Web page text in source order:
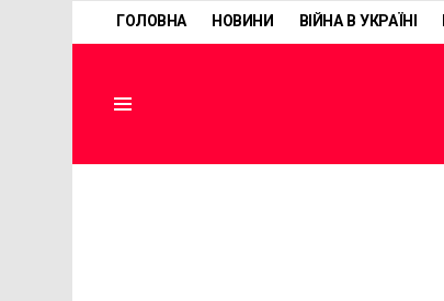
ГОЛОВНА НОВИНИ ВІЙНА В УКРАЇНІ